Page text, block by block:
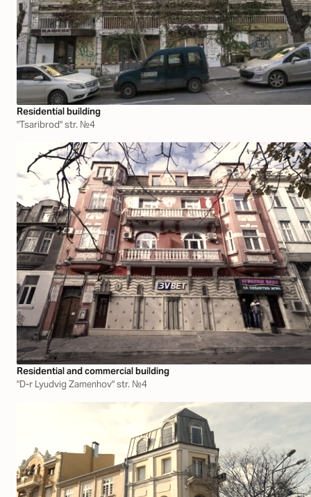
Residential building
"Tsaribrod" str. №4
Residential and commercial building
"D-r Lyudvig Zamenhov" str. №4